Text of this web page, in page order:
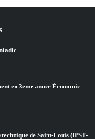
en 3eme année Économie
de Saint-Louis (IPST-